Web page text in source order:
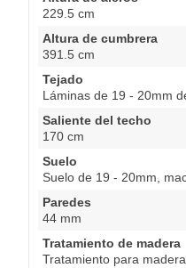
229.5 cm
Altura de cumbrera
391.5 cm
Tejado
Láminas de 19 - 20mm
Saliente del techo
170 cm
Suelo
Suelo de 19 - 20mm,
Paredes
44 mm
Tratamiento de madera
Tratamiento para